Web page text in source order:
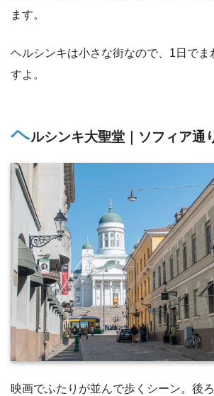
ます。
ヘルシンキは小さな街なので、1日でま
すよ。
ヘルシンキ大聖堂｜ソフィア通
映画でふたりが並んで歩くシーン。後